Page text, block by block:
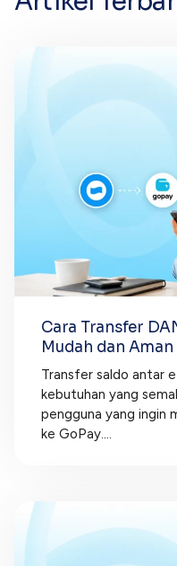
Cara Transfer
Mudah dan Aman
Transfer saldo antar
kebutuhan yang
pengguna yang ingin
ke GoPay....